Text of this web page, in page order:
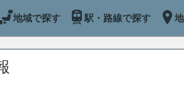
地域で探す 駅・路線で探す